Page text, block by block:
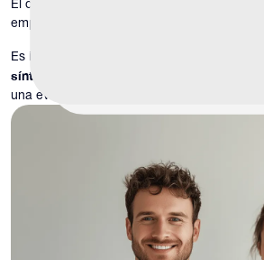
El dolor puede ser constante o episódico,
empeorar con la actividad, estar sentado,
Es importante destacar que el dolor pélvico
síntoma
, no un diagnóstico. La
una evaluación cuidadosa.